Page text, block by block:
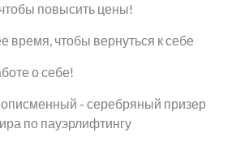
повысить цены!
время, чтобы вернуться к себе
о себе!
- серебряный призер
по пауэрлифтингу